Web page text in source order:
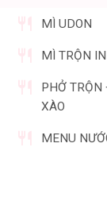
MÌ UDON
MÌ TRỘN
PHỞ TRỘN
XÀO
MENU
Cơm nắm